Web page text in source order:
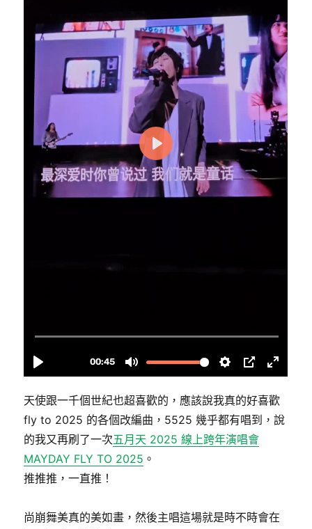
天使跟一千個世紀也超喜歡的，應該說我真的好喜歡
fly to 2025 的各個改編曲，5525 幾乎都有唱到，說
的我又再刷了一次五月天 2025 線上跨年演唱會
MAYDAY FLY TO 2025​ 。
推推推，一直推！
尚崩舞美真的美如畫，然後主唱這場就是時不時會在